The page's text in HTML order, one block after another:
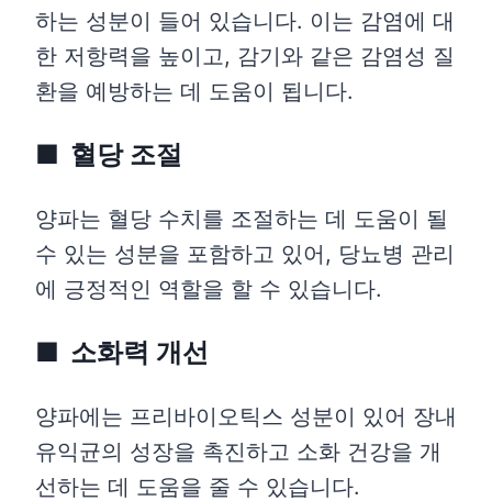
하는 성분이 들어 있습니다. 이는 감염에 대
한 저항력을 높이고, 감기와 같은 감염성 질
환을 예방하는 데 도움이 됩니다.
혈당 조절
양파는 혈당 수치를 조절하는 데 도움이 될
수 있는 성분을 포함하고 있어, 당뇨병 관리
에 긍정적인 역할을 할 수 있습니다.
소화력 개선
양파에는 프리바이오틱스 성분이 있어 장내
유익균의 성장을 촉진하고 소화 건강을 개
선하는 데 도움을 줄 수 있습니다.